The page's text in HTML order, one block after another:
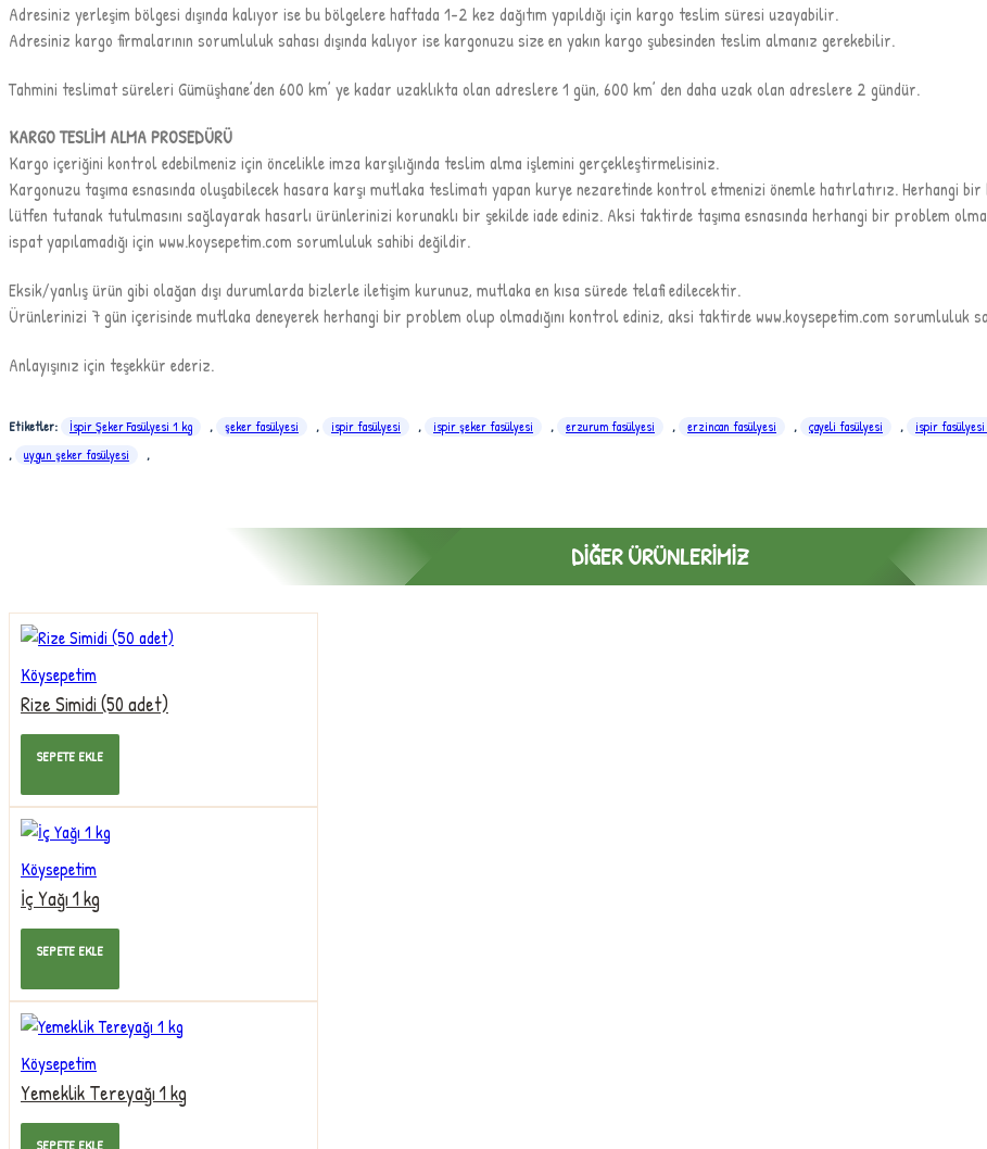
Adresiniz yerleşim bölgesi dışında kalıyor ise bu bölgelere haftada 1-2 kez dağıtım yapıldığı için kargo teslim süresi uzayabilir.
Adresiniz kargo firmalarının sorumluluk sahası dışında kalıyor ise kargonuzu size en yakın kargo şubesinden teslim almanız gerekebilir.
Tahmini teslimat süreleri Gümüşhane’den 600 km’ ye kadar uzaklıkta olan adreslere 1 gün, 600 km’ den daha uzak olan adreslere 2 gündür.
KARGO TESLİM ALMA PROSEDÜRÜ
Kargo içeriğini kontrol edebilmeniz için öncelikle imza karşılığında teslim alma işlemini gerçekleştirmelisiniz.
Kargonuzu taşıma esnasında oluşabilecek hasara karşı mutlaka teslimatı yapan kurye nezaretinde kontrol etmenizi önemle hatırlatırız. Herhangi
lütfen tutanak tutulmasını sağlayarak hasarlı ürünlerinizi korunaklı bir şekilde iade ediniz. Aksi taktirde taşıma esnasında herhangi bir problem
ispat yapılamadığı için www.koysepetim.com sorumluluk sahibi değildir.
Eksik/yanlış ürün gibi olağan dışı durumlarda bizlerle iletişim kurunuz, mutlaka en kısa sürede telafi edilecektir.
Ürünlerinizi 7 gün içerisinde mutlaka deneyerek herhangi bir problem olup olmadığını kontrol ediniz, aksi taktirde www.koysepetim.com sorumluluk
Anlayışınız için teşekkür ederiz.
Etiketler: İspir Şeker Fasülyesi 1 kg , şeker fasülyesi , ispir fasülyesi , ispir şeker fasülyesi , erzurum fasülyesi , erzincan fasülyesi , çayeli fasülyesi , ispir fasülyesi
,
uygun şeker fasülyesi ,
DIĞER ÜRÜNLERIMIZ
Köysepetim
Rize Simidi (50 adet)
535,00TL
SEPETE EKLE
Köysepetim
İç Yağı 1 kg
239,00TL
SEPETE EKLE
Köysepetim
Yemeklik Tereyağı 1 kg
250,00TL
SEPETE EKLE